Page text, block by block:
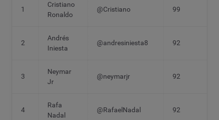
1
Cristiano
Ronaldo
@Cristiano 99
2
Andrés
Iniesta
@andresiniesta8 92
3
Neymar
Jr
@neymarjr 92
4
Rafa
Nadal
@RafaelNadal 92